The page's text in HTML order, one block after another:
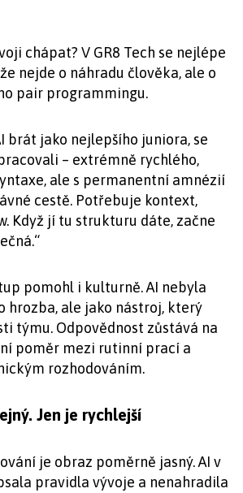
chápat? V GR8 Tech se nejlépe
nejde o náhradu člověka, ale o
pair programmingu.
brát jako nejlepšího juniora, se
– extrémně rychlého,
ale s permanentní amnézií
cestě. Potřebuje kontext,
Když jí tu strukturu dáte, začne
pomohl i kulturně. AI nebyla
hrozba, ale jako nástroj, který
týmu. Odpovědnost zůstává na
poměr mezi rutinní prací a
rozhodováním.
Jen je rychlejší
je obraz poměrně jasný. AI v
pravidla vývoje a nenahradila